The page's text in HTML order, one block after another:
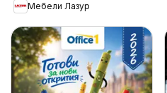
Мебели Лазур